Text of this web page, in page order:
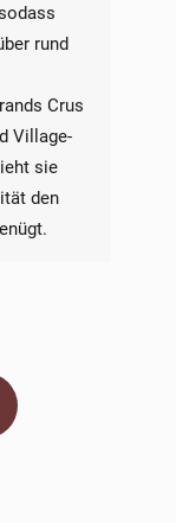
rund
Crus
Village-
sie
den